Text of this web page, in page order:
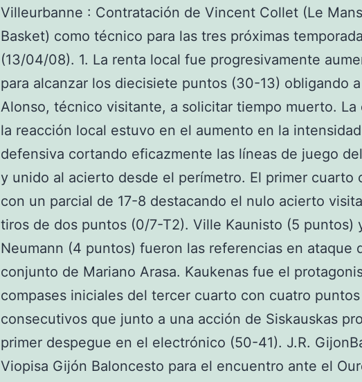
Villeurbanne : Contratación de Vincent Collet (Le
Basket) como técnico para las tres próximas
(13/04/08). 1. La renta local fue progresivamente
para alcanzar los diecisiete puntos (30-13) obligando
Alonso, técnico visitante, a solicitar tiempo muerto. La
la reacción local estuvo en el aumento en la intensidad
defensiva cortando eficazmente las líneas de juego
y unido al acierto desde el perímetro. El primer cuarto
con un parcial de 17-8 destacando el nulo acierto
tiros de dos puntos (0/7-T2). Ville Kaunisto (5 puntos)
Neumann (4 puntos) fueron las referencias en ataque
conjunto de Mariano Arasa. Kaukenas fue el
compases iniciales del tercer cuarto con cuatro puntos
consecutivos que junto a una acción de Siskauskas
primer despegue en el electrónico (50-41). J.R.
Viopisa Gijón Baloncesto para el encuentro ante el